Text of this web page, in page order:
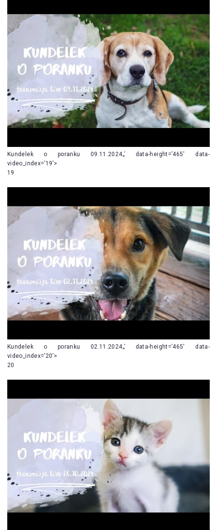
Kundelek o poranku 09.11.2024„’ data-height=’465′ data-
video_index=’19’>
19
Kundelek o poranku 02.11.2024„’ data-height=’465′ data-
video_index=’20’>
20